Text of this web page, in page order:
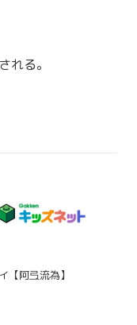
される。
【阿弖流為】